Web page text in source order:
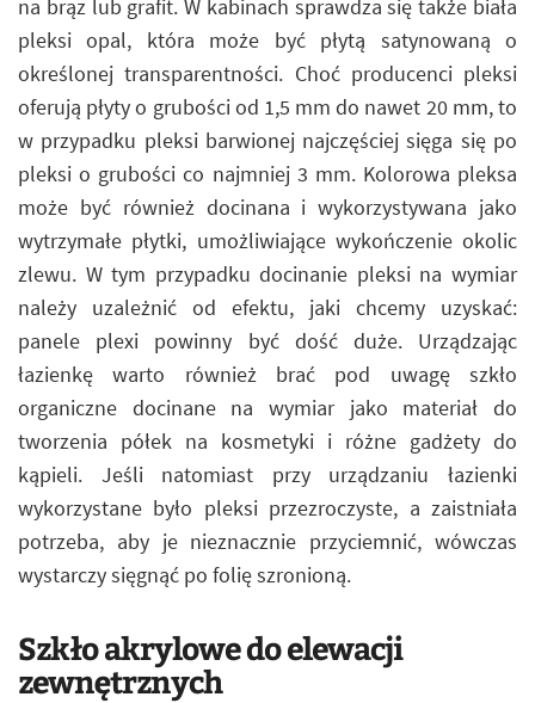
na brąz lub grafit. W kabinach sprawdza się także biała
pleksi opal, która może być płytą satynowaną o
określonej transparentności. Choć producenci pleksi
oferują płyty o grubości od 1,5 mm do nawet 20 mm, to
w przypadku pleksi barwionej najczęściej sięga się po
pleksi o grubości co najmniej 3 mm. Kolorowa pleksa
może być również docinana i wykorzystywana jako
wytrzymałe płytki, umożliwiające wykończenie okolic
zlewu. W tym przypadku docinanie pleksi na wymiar
należy uzależnić od efektu, jaki chcemy uzyskać:
panele plexi powinny być dość duże. Urządzając
łazienkę warto również brać pod uwagę szkło
organiczne docinane na wymiar jako materiał do
tworzenia półek na kosmetyki i różne gadżety do
kąpieli. Jeśli natomiast przy urządzaniu łazienki
wykorzystane było pleksi przezroczyste, a zaistniała
potrzeba, aby je nieznacznie przyciemnić, wówczas
wystarczy sięgnąć po folię szronioną.
Szkło akrylowe do elewacji
zewnętrznych